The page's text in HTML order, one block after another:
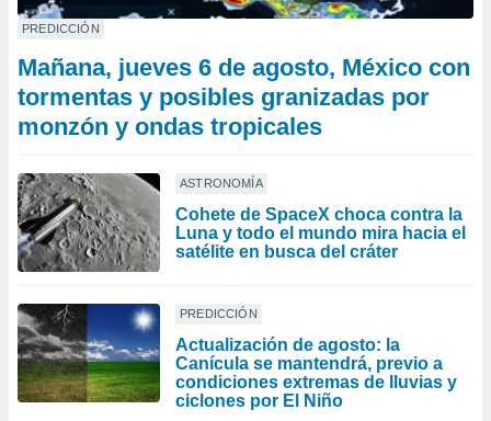
PREDICCIÓN
Mañana, jueves 6 de agosto, México con
tormentas y posibles granizadas por
monzón y ondas tropicales
ASTRONOMÍA
Cohete de SpaceX choca contra la
Luna y todo el mundo mira hacia el
satélite en busca del cráter
PREDICCIÓN
Actualización de agosto: la
Canícula se mantendrá, previo a
condiciones extremas de lluvias y
ciclones por El Niño